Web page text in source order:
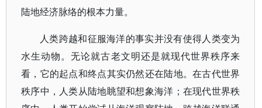
陆地经济脉络的根本力量。
人类跨越和征服海洋的事实并没有使得人类变为
水生动物。无论就古老文明还是就现代世界秩序来
看，它的起点和终点其实仍然还在陆地。在古代世界
秩序中，人类从陆地眺望和想象海洋；在现代世界秩